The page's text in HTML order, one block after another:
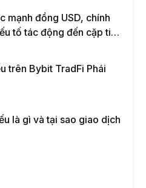
mạnh đồng USD, chính
tố tác động đến cặp tiền
trên Bybit TradFi Phái
là gì và tại sao giao dịch